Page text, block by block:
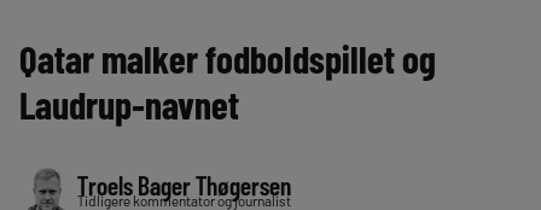
Qatar malker fodboldspillet og
Laudrup-navnet
Troels Bager Thøgersen
Tidligere kommentator og journalist